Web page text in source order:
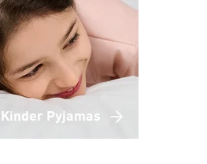
Kinder Pyjamas